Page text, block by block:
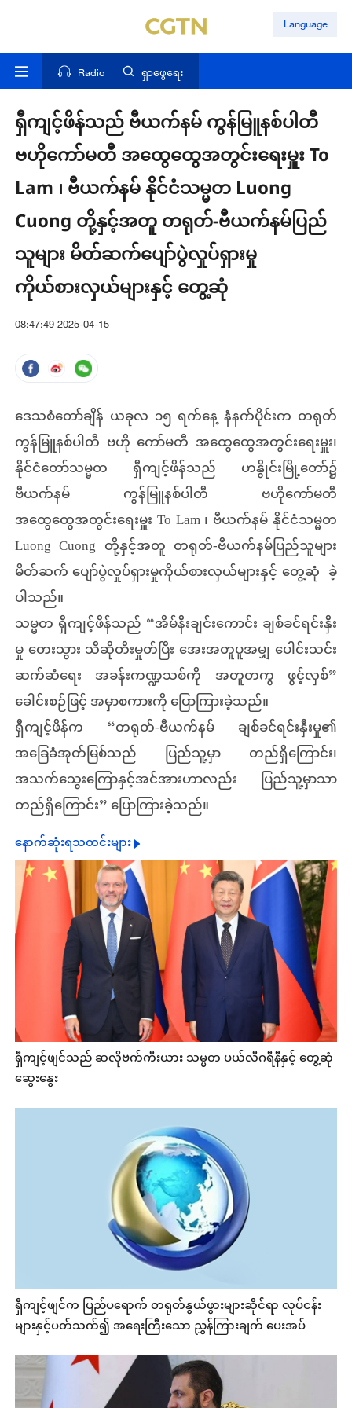
Language
Radio ရှာဖွေရေး
ရှီကျင့်ဖိန်သည် ဗီယက်နမ် ကွန်မြူနစ်ပါတီ
ဗဟိုကော်မတီ အထွေထွေအတွင်းရေးမှူး To
Lam ၊ ဗီယက်နမ် နိုင်ငံသမ္မတ Luong
Cuong တို့နှင့်အတူ တရုတ်-ဗီယက်နမ်ပြည်
သူများ မိတ်ဆက်ပျော်ပွဲလှုပ်ရှားမှု
ကိုယ်စားလှယ်များနှင့် တွေ့ဆုံ
08:47:49 2025-04-15
ဒေသစံတော်ချိန် ယခုလ ၁၅ ရက်နေ့ နံနက်ပိုင်းက တရုတ်
ကွန်မြူနစ်ပါတီ ဗဟို ကော်မတီ အထွေထွေအတွင်းရေးမှူး၊
နိုင်ငံတော်သမ္မတ ရှီကျင့်ဖိန်သည် ဟနွိုင်းမြို့တော်၌
ဗီယက်နမ် ကွန်မြူနစ်ပါတီ ဗဟိုကော်မတီ
အထွေထွေအတွင်းရေးမှူး To Lam ၊ ဗီယက်နမ် နိုင်ငံသမ္မတ
Luong Cuong တို့နှင့်အတူ တရုတ်-ဗီယက်နမ်ပြည်သူများ
မိတ်ဆက် ပျော်ပွဲလှုပ်ရှားမှုကိုယ်စားလှယ်များနှင့် တွေ့ဆုံ ခဲ့
ပါသည်။
သမ္မတ ရှီကျင့်ဖိန်သည် “အိမ်နီးချင်းကောင်း ချစ်ခင်ရင်းနှီး
မှု တေးသွား သီဆိုတီးမှုတ်ပြီး အေးအတူပူအမျှ ပေါင်းသင်း
ဆက်ဆံရေး အခန်းကဏ္ဍသစ်ကို အတူတကွ ဖွင့်လှစ်”
ခေါင်းစဉ်ဖြင့် အမှာစကားကို ပြောကြားခဲ့သည်။
ရှီကျင့်ဖိန်က “တရုတ်-ဗီယက်နမ် ချစ်ခင်ရင်းနှီးမှု၏
အခြေခံအုတ်မြစ်သည် ပြည်သူ့မှာ တည်ရှိကြောင်း၊
အသက်သွေးကြောနှင့်အင်အားဟာလည်း ပြည်သူ့မှာသာ
တည်ရှိကြောင်း” ပြောကြားခဲ့သည်။
နောက်ဆုံးရသတင်းများ
ရှီကျင့်ဖျင်သည် ဆလိုဗက်ကီးယား သမ္မတ ပယ်လီဂရီနီနှင့် တွေ့ဆုံ
ဆွေးနွေး
ရှီကျင့်ဖျင်က ပြည်ပရောက် တရုတ်နွယ်ဖွားများဆိုင်ရာ လုပ်ငန်း
များနှင့်ပတ်သက်၍ အရေးကြီးသော ညွှန်ကြားချက် ပေးအပ်